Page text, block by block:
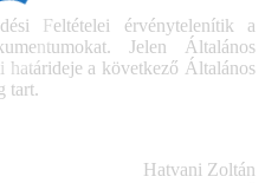
Feltételei érvénytelenítik a
Jelen Általános
határideje a következő Általános
tart.
Hatvani Zoltán